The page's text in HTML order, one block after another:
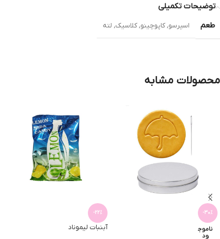
توضیحات تکمیلی
طعم
اسپرسو,کاپوچینو,کلاسیک, لته
محصولات مشابه
-30%
ناموج
ود
-22%
آبنبات لیموناد